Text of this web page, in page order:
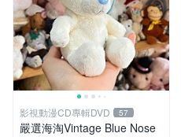
影視動漫CD專輯DVD 57
嚴選海淘Vintage Blue Nose